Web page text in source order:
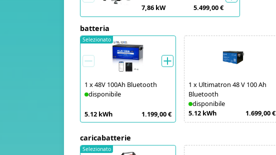
7,86 kW
5.499,00 €
batteria
1 x48V 100Ah Bluetooth
disponibile
5.12 kWh 1.199,00 €
Selezionato
1 x Ultimatron 48 V 100 Ah
Bluetooth
disponibile
5.12 kWh
1.699,00 €
caricabatterie
Selezionato